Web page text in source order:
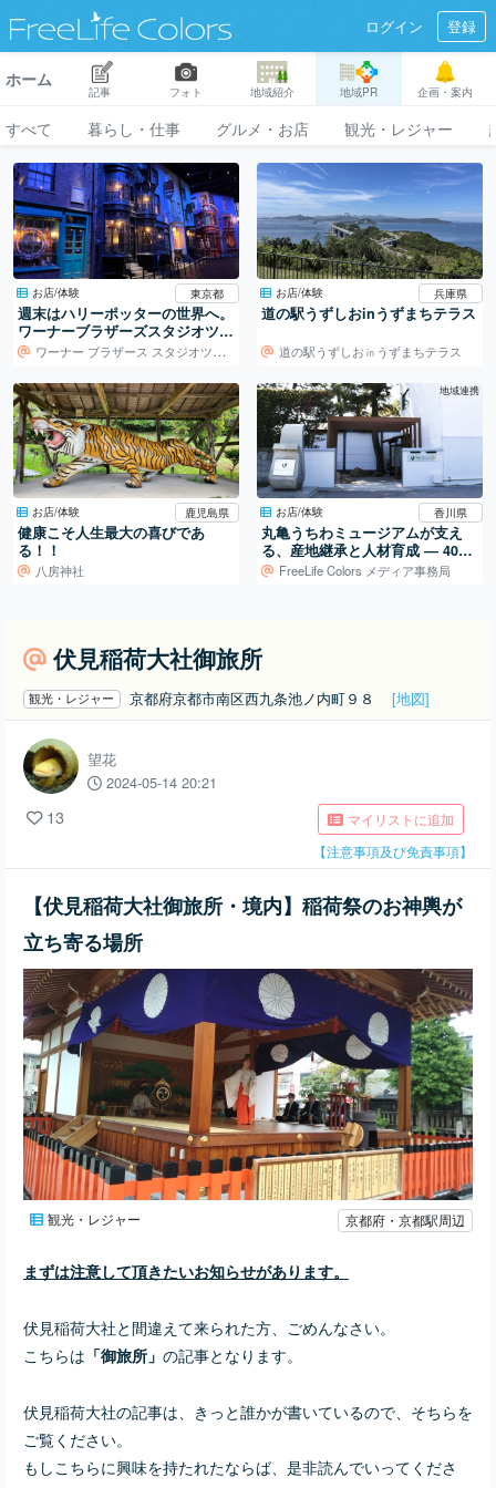
ログイン 登録
ホーム
記事 フォト 地域紹介 地域PR 企画・案内
すべて 暮らし・仕事 グルメ・お店 観光・レジャー
お店/体験 東京都
週末はハリーポッターの世界へ。
ワーナーブラザーズスタジオツア
ー東京
ワーナー ブラザース スタジオツアー東京
お店/体験 兵庫県
道の駅うずしおinうずまちテラス
道の駅うずしお㏌うずまちテラス
お店/体験 鹿児島県
健康こそ人生最大の喜びであ
る！！
八房神社
地域連携
お店/体験 香川県
丸亀うちわミュージアムが支え
る、産地継承と人材育成 ― 400
年続く地場産業を、次の世代へ
FreeLife Colors メディア事務局
伏見稲荷大社御旅所
観光・レジャー 京都府京都市南区西九条池ノ内町９８ [地図]
望花
2024-05-14 20:21
13
マイリストに追加
【注意事項及び免責事項】
【伏見稲荷大社御旅所・境内】稲荷祭のお神輿が
立ち寄る場所
観光・レジャー 京都府・京都駅周辺
まずは注意して頂きたいお知らせがあります。
伏見稲荷大社と間違えて来られた方、ごめんなさい。
こちらは 「御旅所」 の記事となります。
伏見稲荷大社の記事は、きっと誰かが書いているので、そちらを
ご覧ください。
もしこちらに興味を持たれたならば、是非読んでいってくださ